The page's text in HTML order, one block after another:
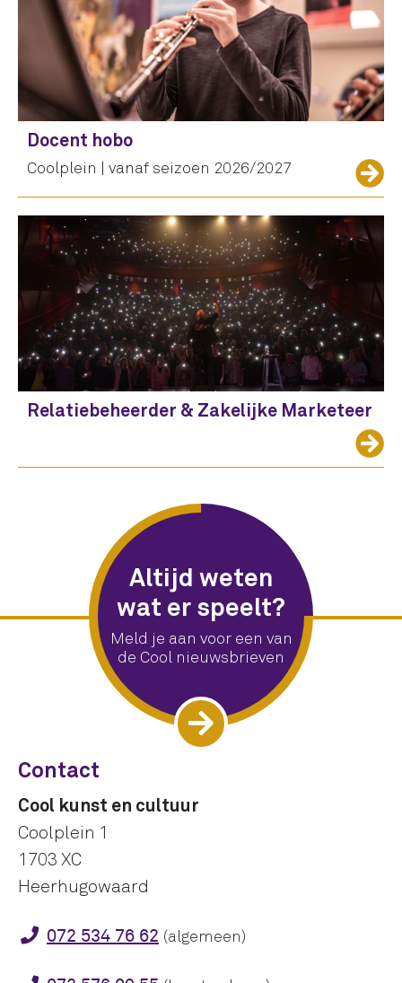
Docent hobo
Coolplein | vanaf seizoen 2026/2027
Relatiebeheerder & Zakelijke Marketeer
Altijd weten
wat er speelt?
Meld je aan voor een van
de Cool nieuwsbrieven
Contact
Cool kunst en cultuur
Coolplein 1
1703 XC
Heerhugowaard
072 534 76 62 (algemeen)